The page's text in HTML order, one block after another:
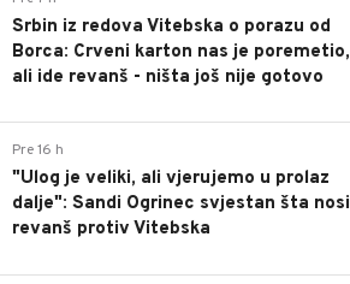
Srbin iz redova Vitebska o porazu od
Borca: Crveni karton nas je poremetio,
ali ide revanš - ništa još nije gotovo
Pre 16 h
"Ulog je veliki, ali vjerujemo u prolaz
dalje": Sandi Ogrinec svjestan šta nosi
revanš protiv Vitebska